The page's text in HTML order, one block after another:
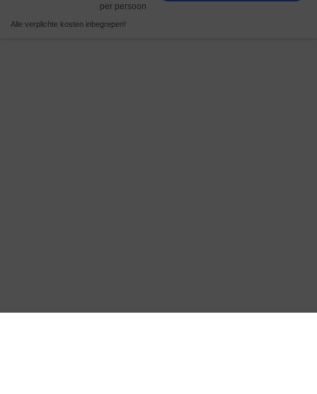
per persoon
Alle verplichte kosten inbegrepen!